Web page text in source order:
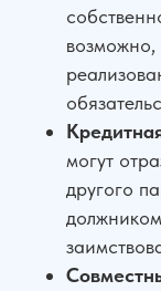
возможно,
могут
другого